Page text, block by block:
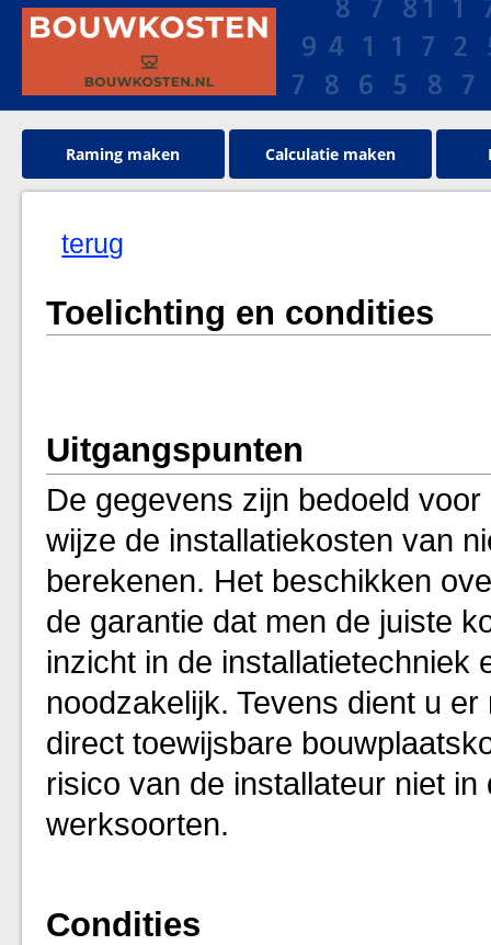
Raming maken Calculatie maken
terug
Toelichting en condities
Uitgangspunten
De gegevens zijn bedoeld
wijze de installatiekosten van
berekenen. Het beschikken
de garantie dat men de juiste
inzicht in de installatietechniek
noodzakelijk. Tevens dient u
direct toewijsbare
risico van de installateur niet
werksoorten.
Condities